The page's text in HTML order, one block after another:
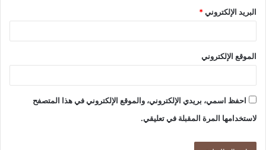
البريد الإلكتروني*
الموقع الإلكتروني
احفظ اسمي، بريدي الإلكتروني، والموقع الإلكتروني في هذا المتصفح
لاستخدامها المرة المقبلة في تعليقي.